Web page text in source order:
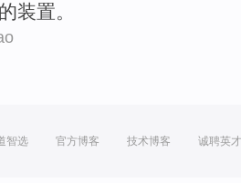
的装置。
智选 官方博客 技术博客 诚聘英才